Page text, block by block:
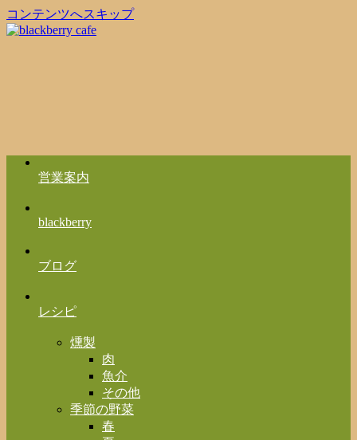
コンテンツへスキップ
営業案内
blackberry
ブログ
レシピ
燻製
肉
魚介
その他
季節の野菜
春